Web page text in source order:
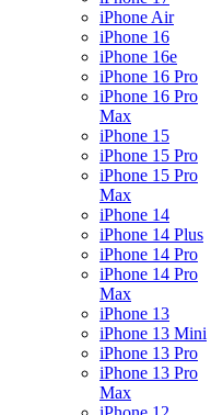
iPhone Air
iPhone 16
iPhone 16e
iPhone 16 Pro
iPhone 16 Pro
Max
iPhone 15
iPhone 15 Pro
iPhone 15 Pro
Max
iPhone 14
iPhone 14 Plus
iPhone 14 Pro
iPhone 14 Pro
Max
iPhone 13
iPhone 13 Mini
iPhone 13 Pro
iPhone 13 Pro
Max